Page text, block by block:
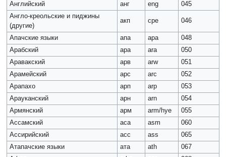
Английский анг eng
045
Англо-креольские и пиджины
(другие)
акп cpe 046
Апачские языки апа ара
048
Арабский
ара ara
050
Аравакский
арв arw
051
Арамейский
арс arc
052
Арапахо
арп arp
053
Арауканский
арн arn
054
Армянский
арм arm/hye
055
Ассамский
аса asm
060
Ассирийский
асс ass
065
Атапачские языки
ата ath
067